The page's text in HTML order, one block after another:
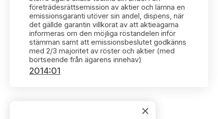
Ledamöter
Huvudmän
Verksamhetsberättelser
Sök uttalanden
Avgifter
Prenumerera
Kontakt administrativa ärenden
företrädesrättsemission av aktier och lämna en
emissionsgaranti utöver sin andel, dispens, när
det gällde garantin villkorat av att aktieägarna
informeras om den möjliga röstandelen inför
stämman samt att emissionsbeslutet godkänns
med 2/3 majoritet av röster och aktier (med
bortseende från ägarens innehav)
2014:01
×